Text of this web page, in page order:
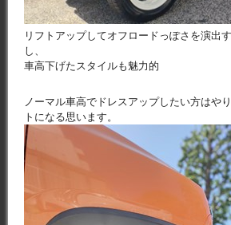
リフトアップしてオフロードっぽさを演出
し、
車高下げたスタイルも魅力的
ノーマル車高でドレスアップしたい方はや
トになる思います。